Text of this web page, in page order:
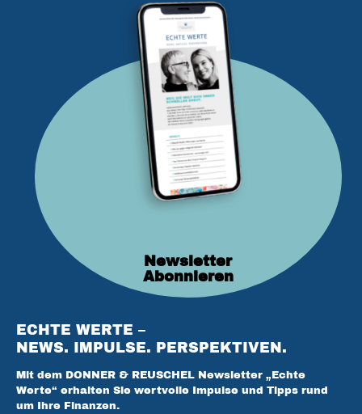
ECHTE WERTE –
NEWS. IMPULSE. PERSPEKTIVEN.
Mit dem DONNER & REUSCHEL Newsletter „Echte
Werte“ erhalten Sie wertvolle Impulse und Tipps rund
um Ihre Finanzen.
Newsletter
Abonnieren